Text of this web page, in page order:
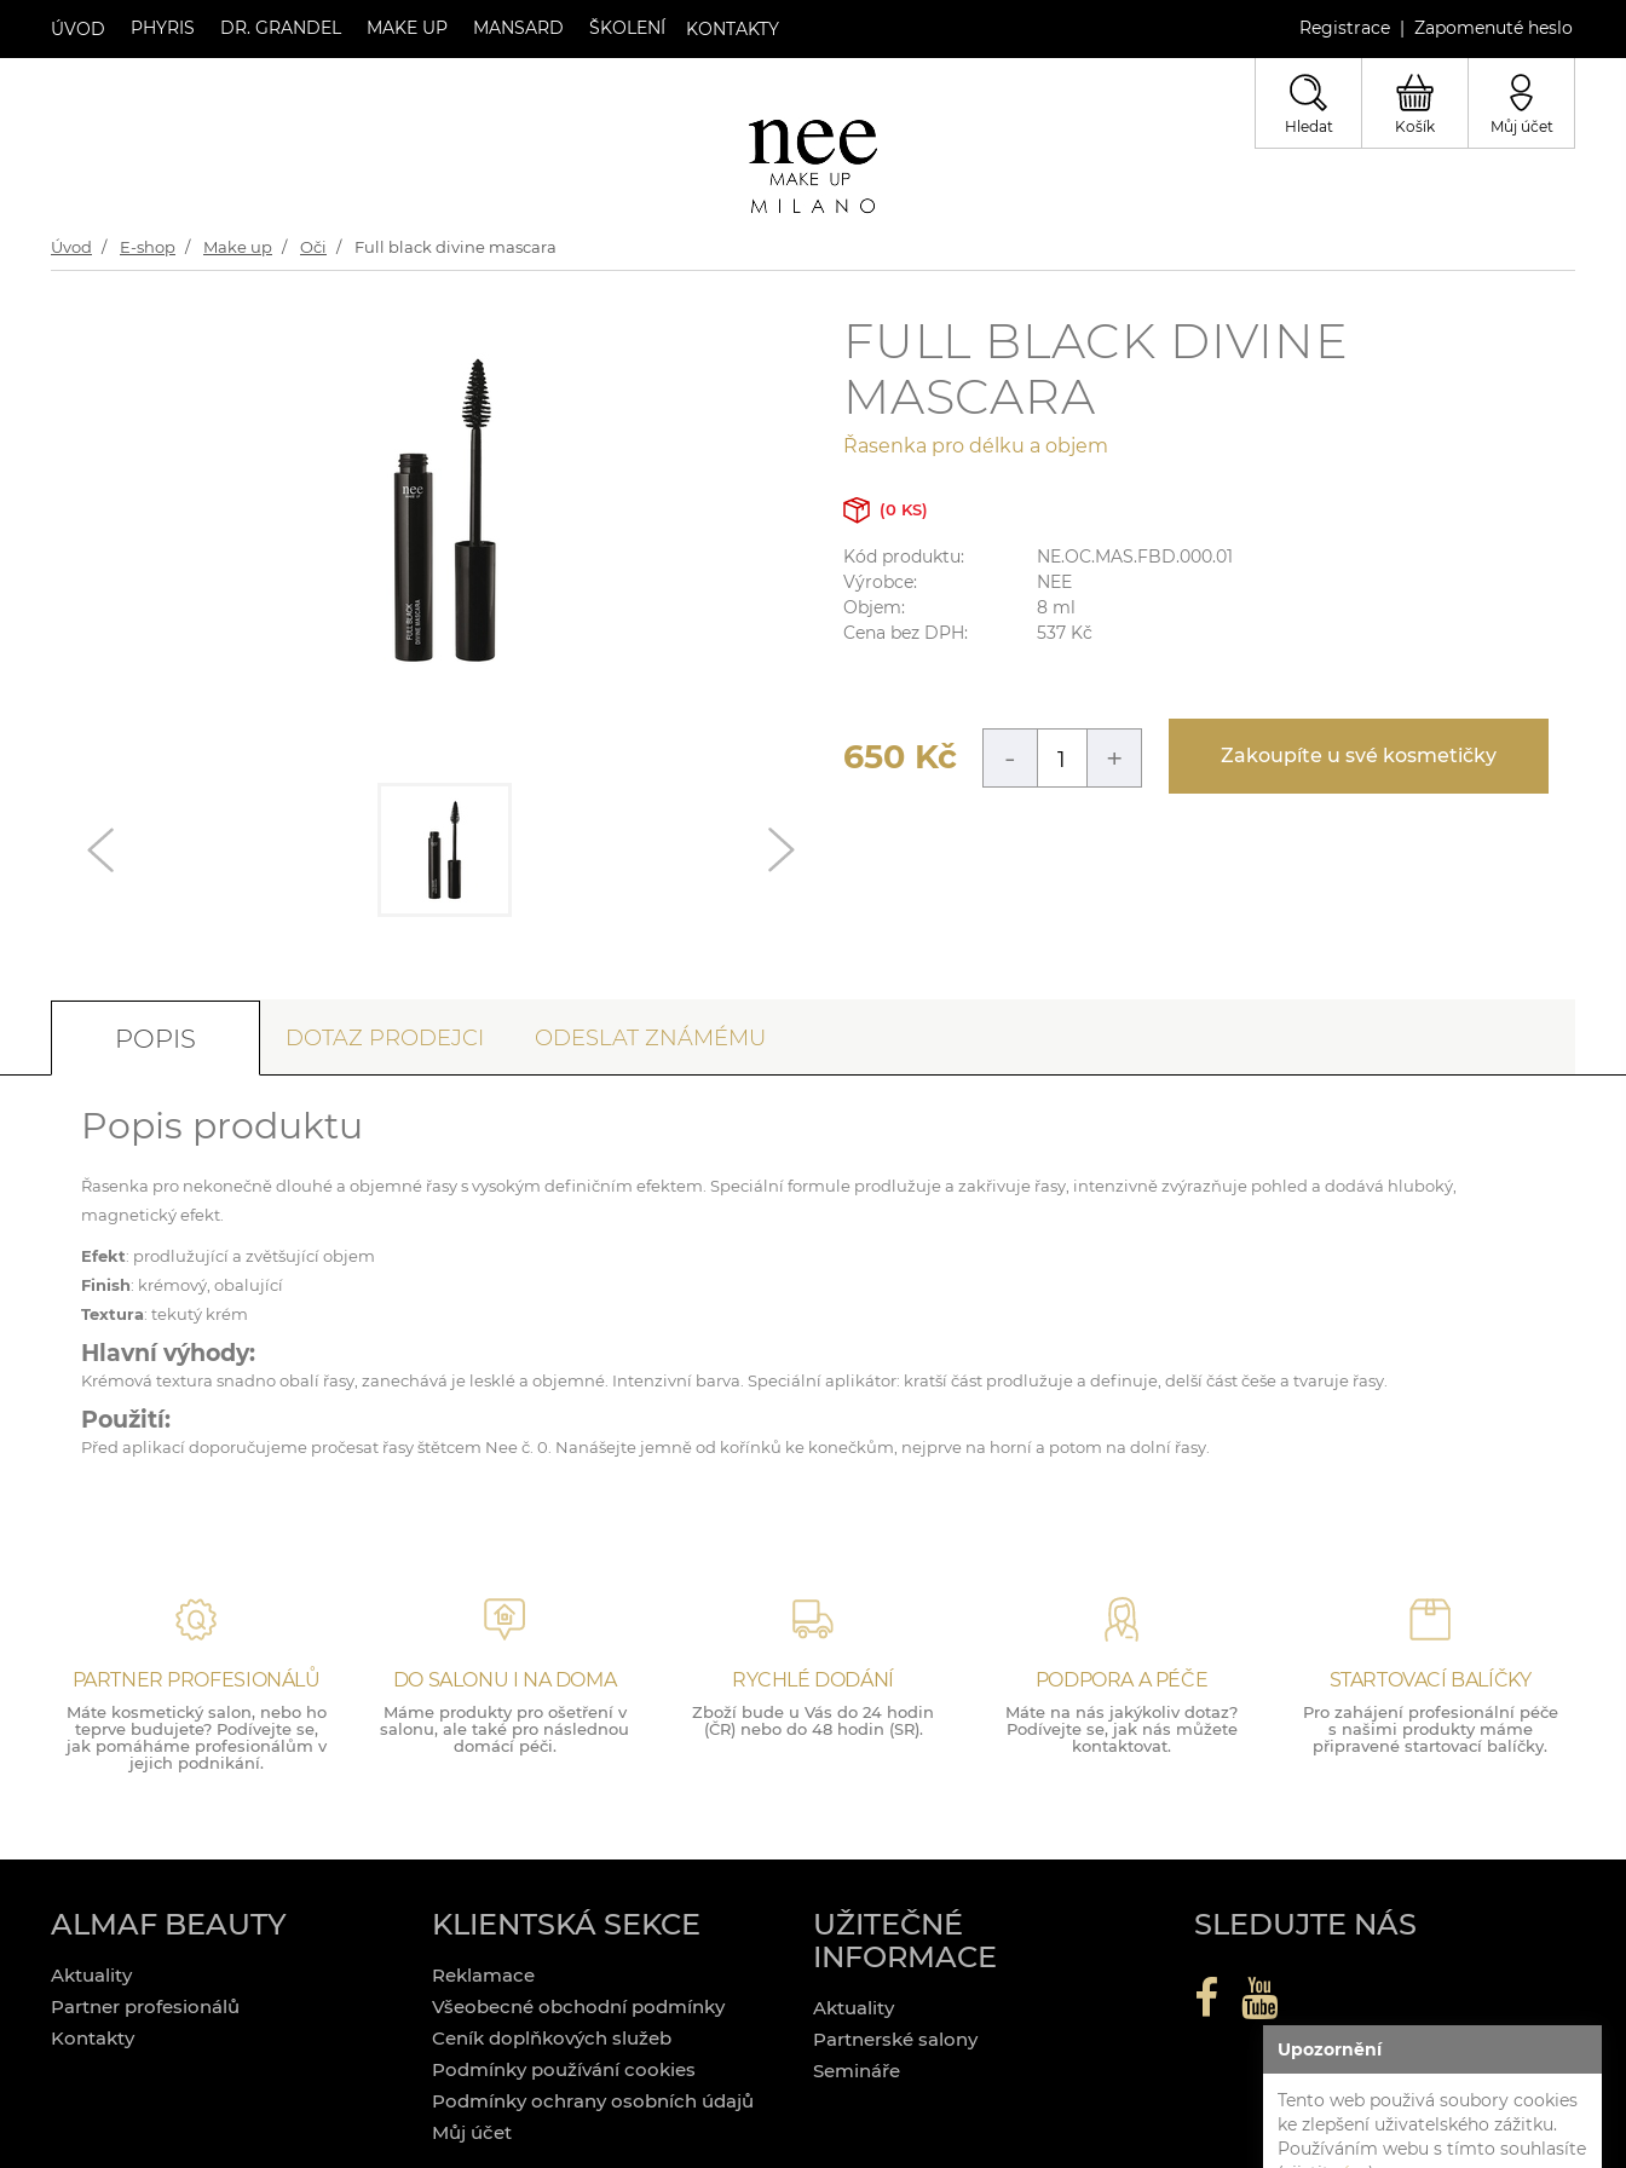
ÚVOD PHYRIS DR. GRANDEL MAKE UP MANSARD ŠKOLENÍ KONTAKTY Registrace | Zapomenuté heslo
Hledat Košík Můj účet
Úvod E-shop Make up Oči Full black divine mascara
FULL BLACK DIVINE
MASCARA
Řasenka pro délku a objem
(0 KS)
Kód produktu:
NE.OC.MAS.FBD.000.01
Výrobce:
NEE
Objem:
8 ml
Cena bez DPH:
537 Kč
650 Kč - + Zakoupíte u své kosmetičky
POPIS DOTAZ PRODEJCI ODESLAT ZNÁMÉMU
Popis produktu
Řasenka pro nekonečně dlouhé a objemné řasy s vysokým definičním efektem. Speciální formule prodlužuje a zakřivuje řasy, intenzivně zvýrazňuje pohled a dodává hluboký,
magnetický efekt.
Efekt: prodlužující a zvětšující objem
Finish: krémový, obalující
Textura: tekutý krém
Hlavní výhody:
Krémová textura snadno obalí řasy, zanechává je lesklé a objemné. Intenzivní barva. Speciální aplikátor: kratší část prodlužuje a definuje, delší část češe a tvaruje řasy.
Použití:
Před aplikací doporučujeme pročesat řasy štětcem Nee č. 0. Nanášejte jemně od kořínků ke konečkům, nejprve na horní a potom na dolní řasy.
PARTNER PROFESIONÁLŮ
Máte kosmetický salon, nebo ho
teprve budujete? Podívejte se,
jak pomáháme profesionálům v
jejich podnikání.
DO SALONU I NA DOMA
Máme produkty pro ošetření v
salonu, ale také pro následnou
domácí péči.
RYCHLÉ DODÁNÍ
Zboží bude u Vás do 24 hodin
(ČR) nebo do 48 hodin (SR).
PODPORA A PÉČE
Máte na nás jakýkoliv dotaz?
Podívejte se, jak nás můžete
kontaktovat.
STARTOVACÍ BALÍČKY
Pro zahájení profesionální péče
s našimi produkty máme
připravené startovací balíčky.
ALMAF BEAUTY
Aktuality
Partner profesionálů
Kontakty
KLIENTSKÁ SEKCE
Reklamace
Všeobecné obchodní podmínky
Ceník doplňkových služeb
Podmínky používání cookies
Podmínky ochrany osobních údajů
Můj účet
UŽITEČNÉ
INFORMACE
Aktuality
Partnerské salony
Semináře
SLEDUJTE NÁS
Upozornění
Tento web použivá soubory cookies
ke zlepšení uživatelského zážitku.
Používáním webu s tímto souhlasíte